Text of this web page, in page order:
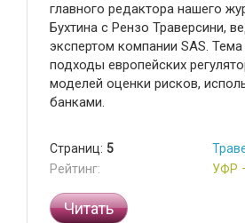
главного редактора нашего
Бухтина с Рензо Траверсини,
экспертом компании SAS.
подходы европейских
моделей оценки рисков,
банками.
Страниц: 5
Рейтинг:
УФР
Читать